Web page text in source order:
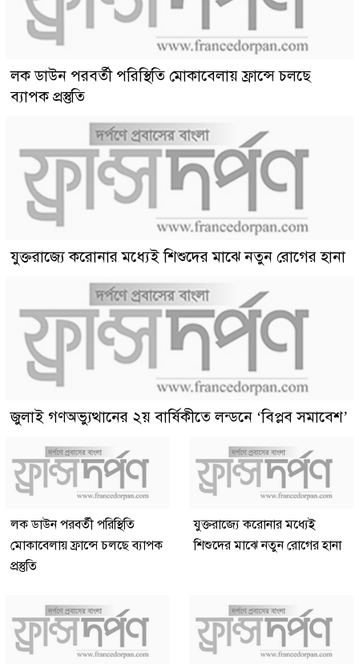
লক ডাউন পরবর্তী পরিস্থিতি মোকাবেলায় ফ্রান্সে চলছে
ব্যাপক প্রস্তুতি
যুক্তরাজ্যে করোনার মধ্যেই শিশুদের মাঝে নতুন রোগের হানা
জুলাই গণঅভ্যুত্থানের ২য় বার্ষিকীতে লন্ডনে ‘বিপ্লব সমাবেশ’
লক ডাউন পরবর্তী পরিস্থিতি
মোকাবেলায় ফ্রান্সে চলছে ব্যাপক
প্রস্তুতি
যুক্তরাজ্যে করোনার মধ্যেই
শিশুদের মাঝে নতুন রোগের হানা